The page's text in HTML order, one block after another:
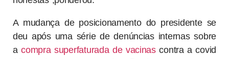
A mudança de posicionamento do presidente se
deu após uma série de denúncias internas sobre
acompra superfaturada de vacinascontra a covid